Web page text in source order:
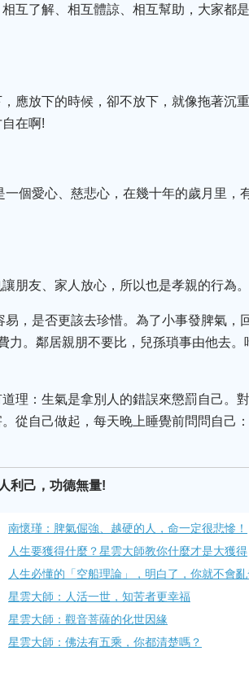
互了解、相互體諒、相互幫助，大家都
應放下的時候，卻不放下，就像拖著沉
在啊!
個愛心、慈悲心，在幾十年的歲月里，
朋友、家人放心，所以也是孝親的行為。
，是否更該去珍惜。為了小事發脾氣，
。鄰居親朋不要比，兒孫瑣事由他去。
理：生氣是拿別人的錯誤來懲罰自己。
從自己做起，每天晚上睡覺前問問自己
利己，功德無量!
南懷瑾：脾氣倔強、越硬的人，命一定很悲慘！
人生要獲得什麼？星雲大師教你什麼才是大獲得
人生必懂的「空船理論」，明白了，你就不會
星雲大師：人活一世，知苦者更幸​福
星雲大師：觀音菩薩的​化世因緣
星雲大師：佛法有五乘，你​都清楚嗎？